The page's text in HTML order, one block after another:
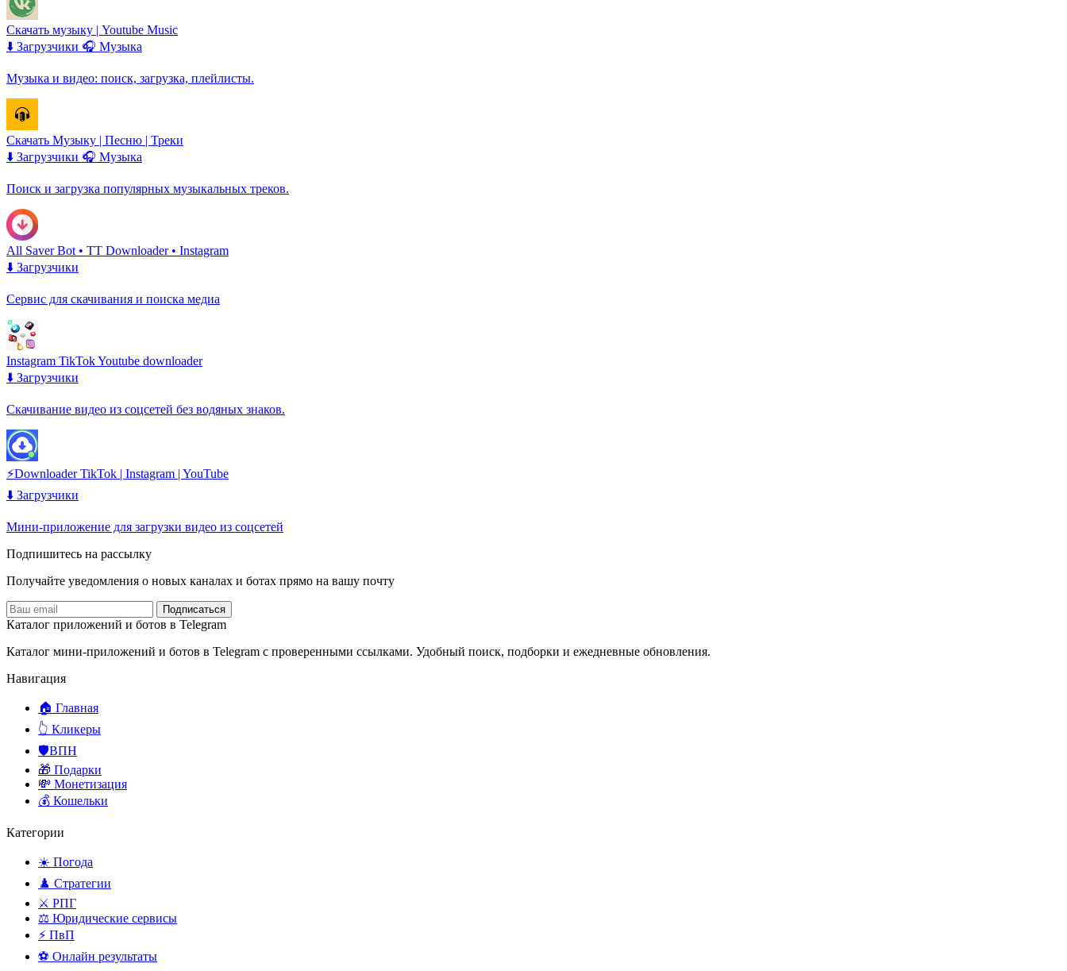
Скачать музыку | Youtube Music
⬇️ Загрузчики 🎧 Музыка
Музыка и видео: поиск, загрузка, плейлисты.
Скачать Музыку | Песню | Треки
⬇️ Загрузчики 🎧 Музыка
Поиск и загрузка популярных музыкальных треков.
All Saver Bot • TT Downloader • Instagram
⬇️ Загрузчики
Сервис для скачивания и поиска медиа
Instagram TikTok Youtube downloader
⬇️ Загрузчики
Скачивание видео из соцсетей без водяных знаков.
⚡️Downloader TikTok | Instagram | YouTube
⬇️ Загрузчики
Мини-приложение для загрузки видео из соцсетей
Подпишитесь на рассылку
Получайте уведомления о новых каналах и ботаx прямо на вашу почту
Подписаться
Каталог приложений и ботов в Telegram
Каталог мини-приложений и ботов в Telegram с проверенными ссылками. Удобный поиск, подборки и ежедневные обновления.
Навигация
🏠 Главная
👆 Кликеры
🛡️ВПН
🎁 Подарки
💸 Монетизация
💰 Кошельки
Категории
☀️ Погода
♟️ Стратегии
⚔️ РПГ
⚖️ Юридические сервисы
⚡ ПвП
⚽ Онлайн результаты